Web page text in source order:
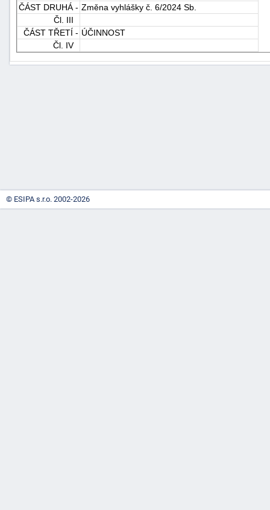
ČÁST DRUHÁ - Změna vyhlášky č. 6/2024 Sb.
Čl. III
ČÁST TŘETÍ - ÚČINNOST
Čl. IV
© ESIPA s.r.o. 2002-2026